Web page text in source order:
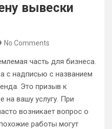
вывески
No Comments
часть для бизнеса.
с надписью с названием
Это призыв к
на вашу услугу. При
возникает вопрос о
работы могут